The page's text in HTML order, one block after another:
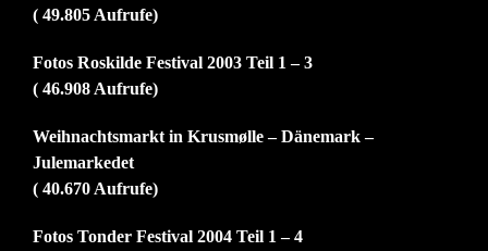
( 49.805 Aufrufe)
Fotos Roskilde Festival 2003 Teil 1 – 3
( 46.908 Aufrufe)
Weihnachtsmarkt in Krusmølle – Dänemark –
Julemarkedet
( 40.670 Aufrufe)
Fotos Tonder Festival 2004 Teil 1 – 4